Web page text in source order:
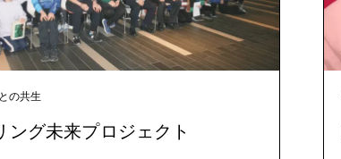
の共生
ング未来プロジェクト